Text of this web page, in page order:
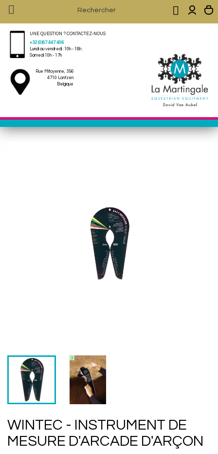
 
UNE QUESTION ? CONTACTEZ-NOUS
+32 (0)87 447 406
Lundi au vendredi : 10h - 18h .
Samedi 10h - 17h
Rue Mitoyenne, 356
4710 Lontzen
Belgique
WINTEC - INSTRUMENT DE
MESURE D'ARCADE D'ARÇON